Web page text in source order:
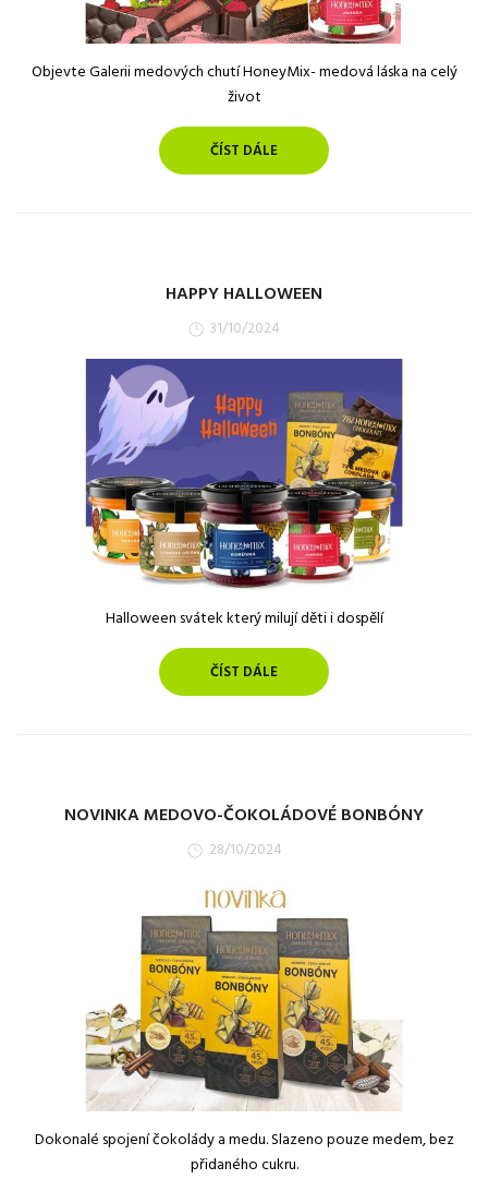
Objevte Galerii medových chutí HoneyMix- medová láska na celý
život
ČÍST DÁLE
HAPPY HALLOWEEN
31/10/2024
Halloween svátek který milují děti i dospělí
ČÍST DÁLE
NOVINKA MEDOVO-ČOKOLÁDOVÉ BONBÓNY
28/10/2024
Dokonalé spojení čokolády a medu. Slazeno pouze medem, bez
přidaného cukru.